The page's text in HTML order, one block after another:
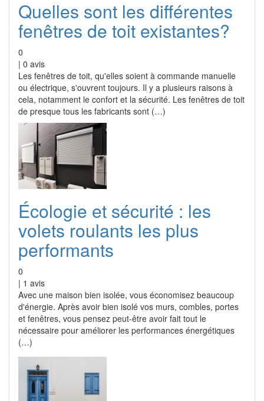
Quelles sont les différentes
fenêtres de toit existantes?
0
| 0 avis
Les fenêtres de toit, qu'elles soient à commande manuelle
ou électrique, s'ouvrent toujours. Il y a plusieurs raisons à
cela, notamment le confort et la sécurité. Les fenêtres de toit
de presque tous les fabricants sont (…)
Écologie et sécurité : les
volets roulants les plus
performants
0
| 1 avis
Avec une maison bien isolée, vous économisez beaucoup
d'énergie. Après avoir bien isolé vos murs, combles, portes
et fenêtres, vous pensez peut-être avoir fait tout le
nécessaire pour améliorer les performances énergétiques
(…)